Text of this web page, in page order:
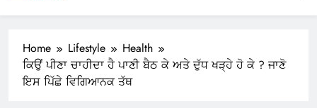
Home Lifestyle
Health
ਕਿਉਂ ਪੀਣਾ ਚਾਹੀਦਾ ਹੈ ਪਾਣੀ ਬੈਠ ਕੇ ਅਤੇ ਦੁੱਧ ਖੜ੍ਹੇ ਹੋ ਕੇ ? ਜਾਣੋ
ਇਸ ਪਿੱਛੇ ਵਿਗਿਆਨਕ ਤੱਥ